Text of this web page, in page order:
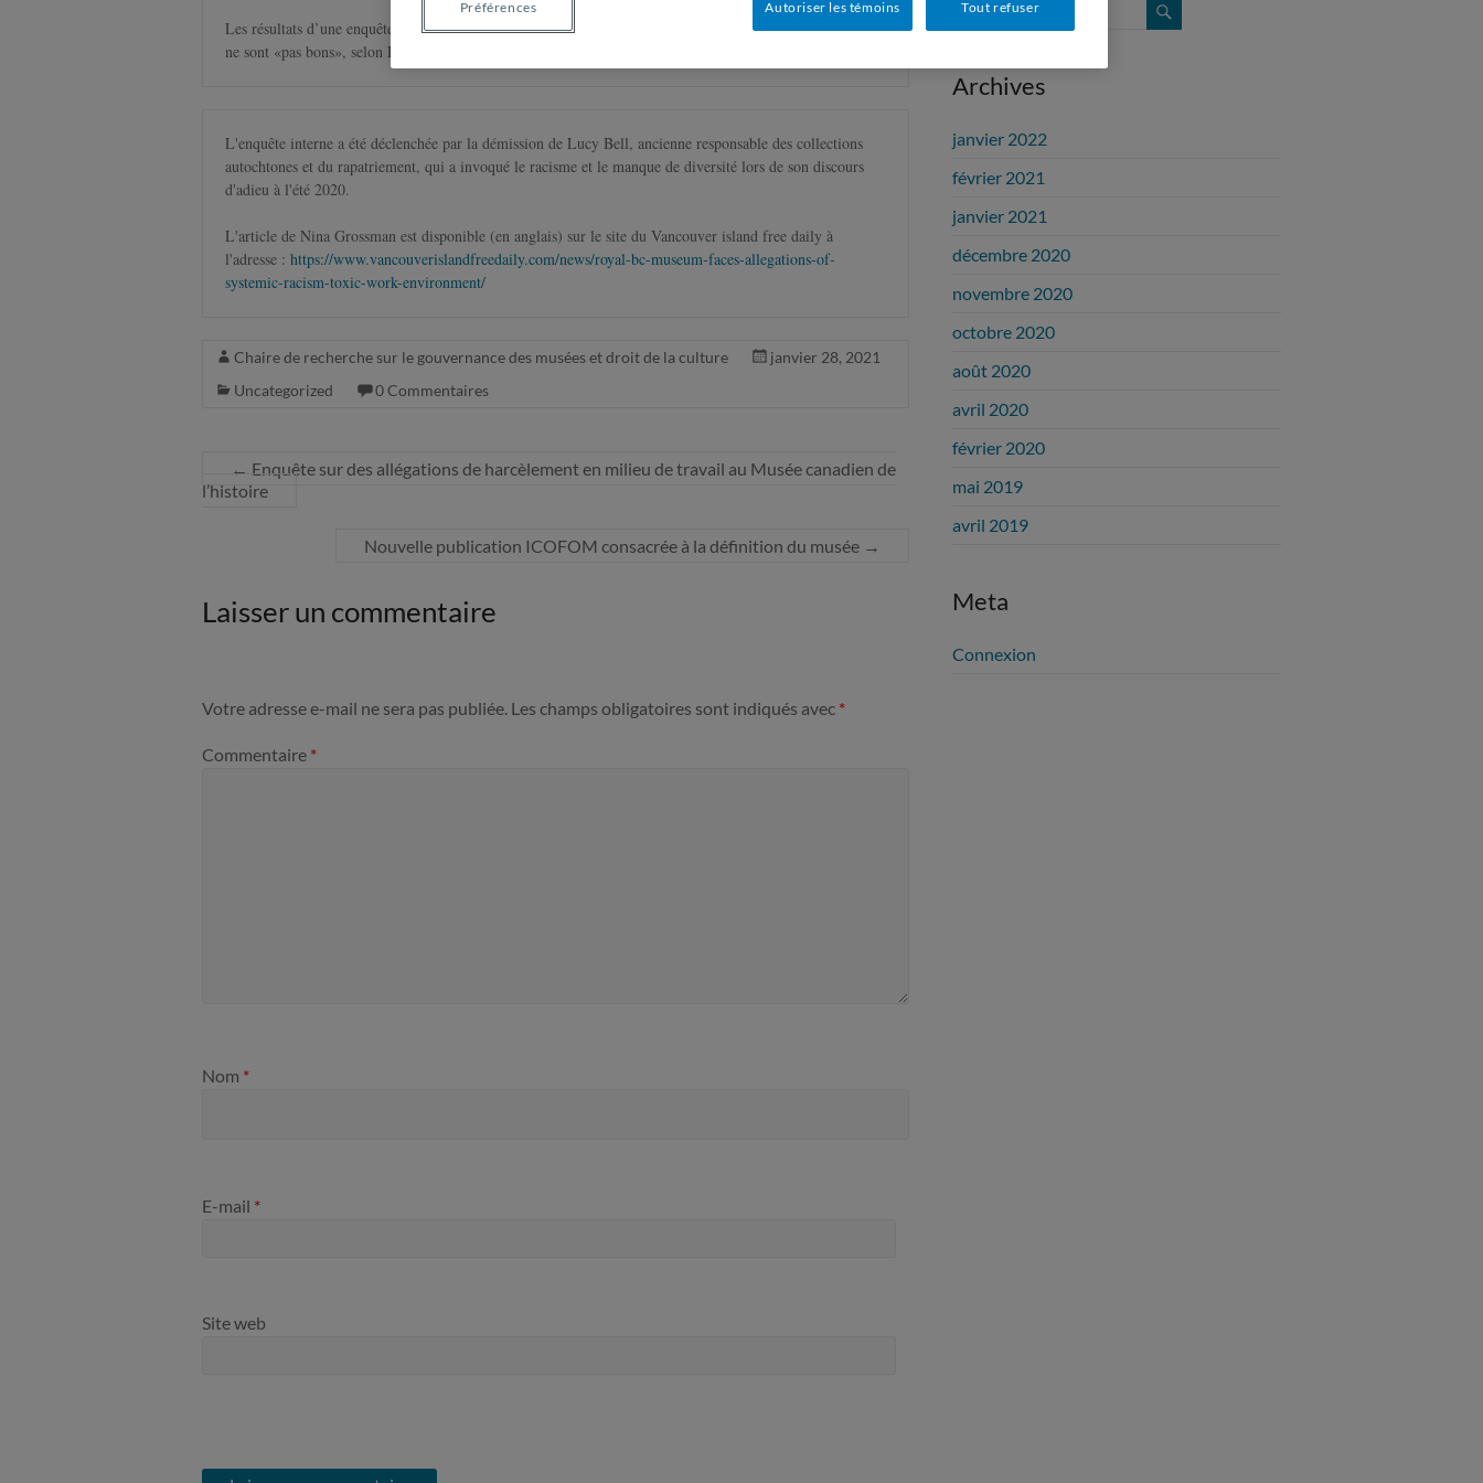
Les résultats d’une enquête sur la race et la discrimination au Musée royal de Colombie-britannique Royal
ne sont «pas bons», selon Dan Muzyka,
L'enquête interne a été déclenchée par la démission de Lucy Bell, ancienne responsable des collections
autochtones et du rapatriement, qui a invoqué le racisme et le manque de diversité lors de son discours
d'adieu à l'été 2020.
L'article de Nina Grossman est disponible (en anglais) sur le site du Vancouver island free daily à
l'adresse : https://www.vancouverislandfreedaily.com/news/royal-bc-museum-faces-allegations-of-
systemic-racism-toxic-work-environment/
Chaire de recherche sur le gouvernance des musées et droit de la culture
janvier 28, 2021
Uncategorized
0 Commentaires
← Enquête sur des allégations de harcèlement en milieu de travail au Musée canadien de
l’histoire
Nouvelle publication ICOFOM consacrée à la définition du musée →
Laisser un commentaire
Votre adresse e-mail ne sera pas publiée. Les champs obligatoires sont indiqués avec *
Commentaire *
Nom *
E-mail *
Site web
Archives
janvier 2022
février 2021
janvier 2021
décembre 2020
novembre 2020
octobre 2020
août 2020
avril 2020
février 2020
mai 2019
avril 2019
Meta
Connexion
Tout refuser
Autoriser les témoins
Préférences